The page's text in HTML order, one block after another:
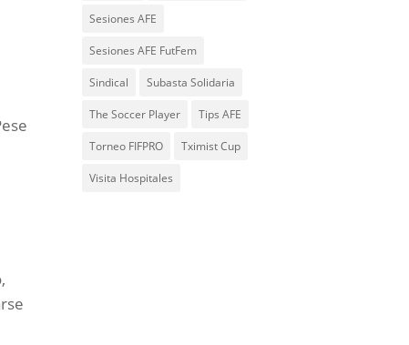
Sesiones AFE
Sesiones AFE FutFem
Sindical Subasta Solidaria
The Soccer Player Tips AFE
Torneo FIFPRO Tximist Cup
Visita Hospitales